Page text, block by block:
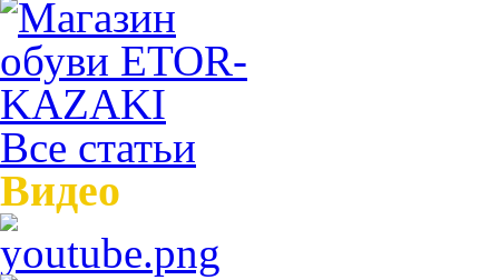
Все статьи
Видео